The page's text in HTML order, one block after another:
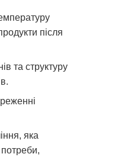
після
та структуру
яка